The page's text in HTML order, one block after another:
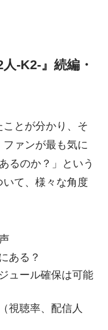
-K2-』続編・
ことが分かり、そ
ァンが最も気に
るのか？」という
て、様々な角度
ある？
ュール確保は可能
視聴率、配信人